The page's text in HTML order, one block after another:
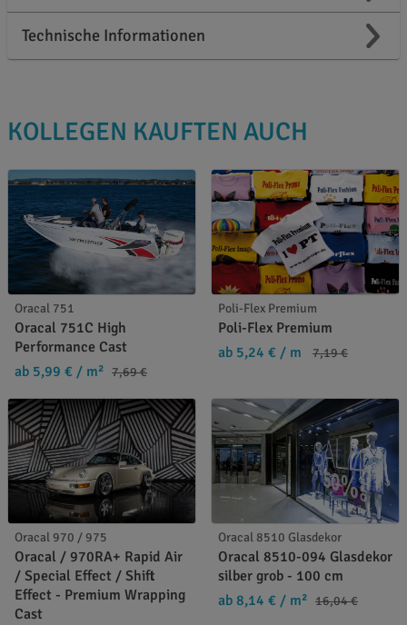
Technische Informationen
KOLLEGEN KAUFTEN AUCH
Oracal 751
Oracal 751C High
Performance Cast
ab 5,99 € / m² 7,69 €
Poli-Flex Premium
Poli-Flex Premium
ab 5,24 € / m 7,19 €
Oracal 970 / 975
Oracal / 970RA+ Rapid Air
/ Special Effect / Shift
Effect - Premium Wrapping
Cast
Oracal 8510 Glasdekor
Oracal 8510-094 Glasdekor
silber grob - 100 cm
ab 8,14 € / m² 16,04 €